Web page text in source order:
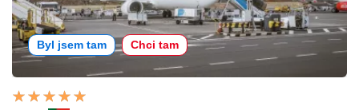
Byl jsem tam Chci tam